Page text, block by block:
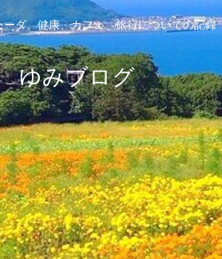
ーダ、健康、カフェ、旅行についての記録
ゆみブログ